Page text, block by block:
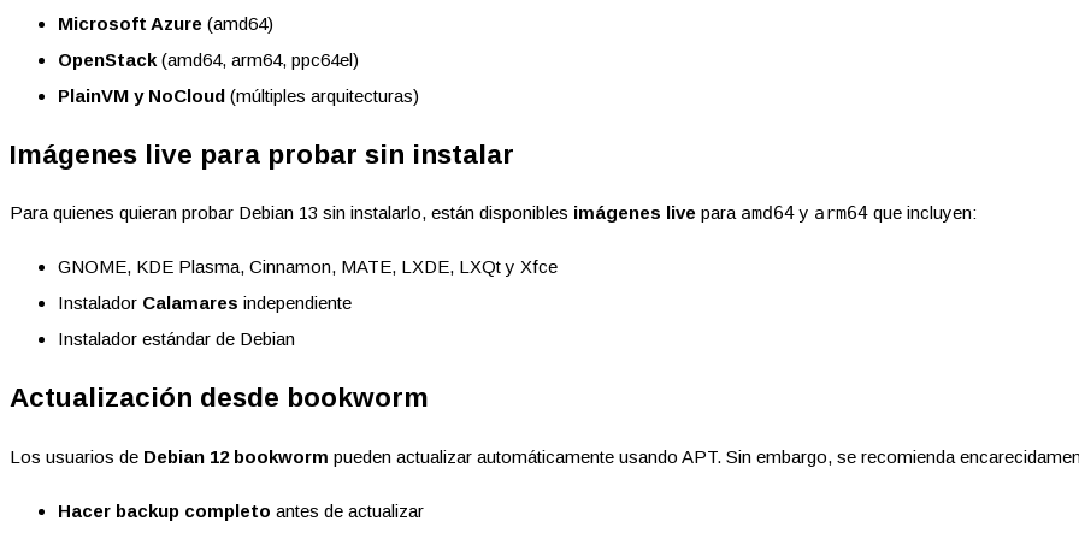
Microsoft Azure (amd64)
OpenStack (amd64, arm64, ppc64el)
PlainVM y NoCloud (múltiples arquitecturas)
Imágenes live para probar sin instalar
Para quienes quieran probar Debian 13 sin instalarlo, están disponibles imágenes live para amd64y arm64 que incluyen:
GNOME, KDE Plasma, Cinnamon, MATE, LXDE, LXQt y Xfce
Instalador Calamares independiente
Instalador estándar de Debian
Actualización desde bookworm
Los usuarios de Debian 12 bookworm pueden actualizar automáticamente usando APT. Sin embargo, se recomienda
Hacer backup completo antes de actualizar